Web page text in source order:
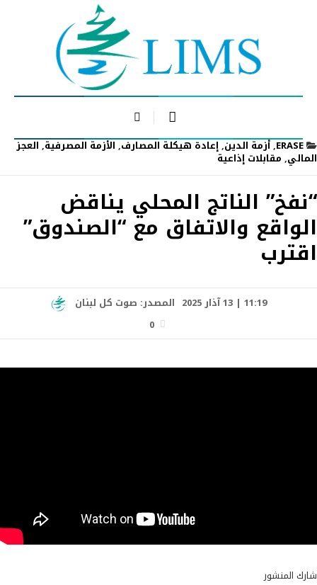
ERASE
,أزمة الدين,إعادة هيكلة المصارف,الأزمة المصرفية,العجز
المالي, مقابلات إذاعية
“نفخ” الناتج المحلي يناقض
الواقع والاتفاق مع “الصندوق”
اقترب
11:19 | 13 آذار 2025 المصدر: صوت كل لبنان
0
شارك المنشور